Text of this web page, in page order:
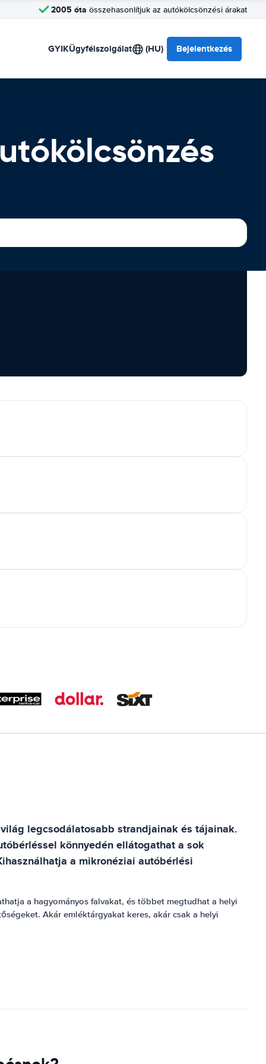
2005 óta összehasonlítjuk az autókölcsönzési árakat
GYIKÜgyfélszolgálat (HU) Bejelentkezés
legcsodálatosabb strandjainak és tájainak.
könnyedén ellátogathat a sok
a mikronéziai autóbérlési
a hagyományos falvakat, és többet megtudhat a helyi
Akár emléktárgyakat keres, akár csak a helyi